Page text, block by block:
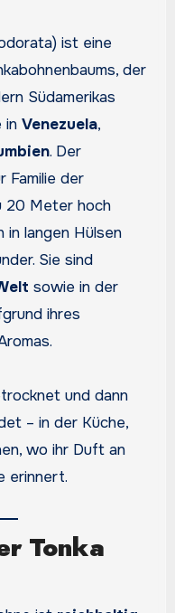
ist eine
der
Südamerikas
in Venezuela,
. Der
Familie der
20 Meter hoch
in langen Hülsen
Sie sind
sowie in der
ihres
und dann
– in der Küche,
wo ihr Duft an
erinnert.
Tonka